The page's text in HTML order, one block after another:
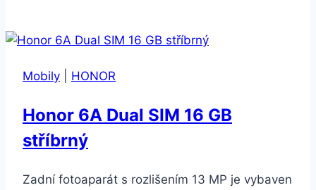
NFC
šedá
Mobily HONOR
Honor 6A Dual SIM 16 GB
stříbrný
Zadní fotoaparát s rozlišením 13 MP je vybaven